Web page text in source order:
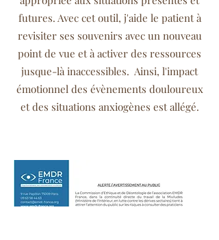
futures. Avec cet outil, j'aide le patient à
revisiter ses souvenirs avec un nouveau
point de vue et à activer des ressources
jusque-là inaccessibles. Ainsi, l'impact
émotionnel des évènements douloureux
et des situations anxiogènes est allégé.